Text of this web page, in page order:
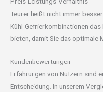
Preis-Leistungs-Verhältnis
Teurer heißt nicht immer
Kühl-Gefrierkombinationen
bieten, damit Sie das optimale
Kundenbewertungen
Erfahrungen von Nutzern sind
Entscheidung. In unserem